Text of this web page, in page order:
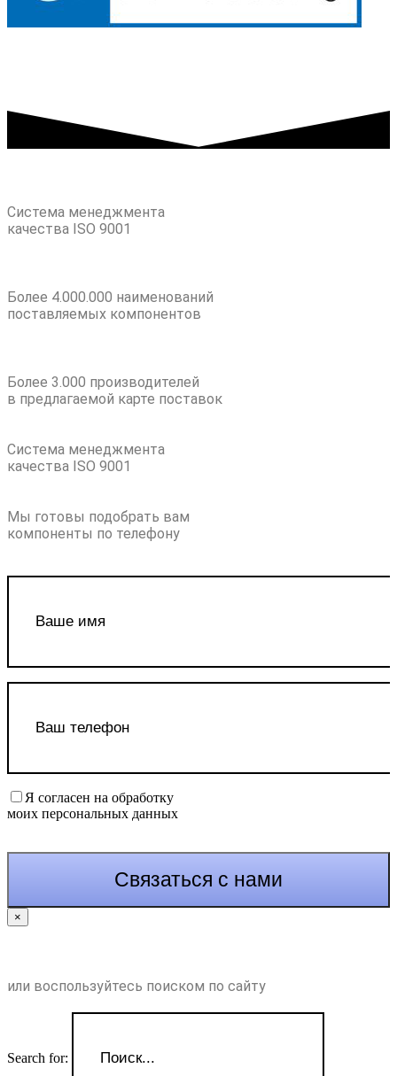
Система менеджмента
качества ISO 9001
Более 4.000.000 наименований
поставляемых компонентов
Более 3.000 производителей
в предлагаемой карте поставок
Система менеджмента
качества ISO 9001
Мы готовы подобрать вам
компоненты по телефону
Я согласен на обработку
моих персональных данных
×
или воспользуйтесь поиском по сайту
Search for: